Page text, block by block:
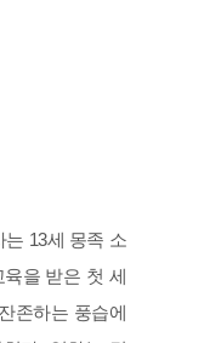
13세 몽족 소
을 받은 첫 세
존하는 풍습에